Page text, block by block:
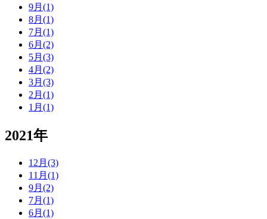
9月(1)
8月(1)
7月(1)
6月(2)
5月(3)
4月(2)
3月(3)
2月(1)
1月(1)
2021年
12月(3)
11月(1)
9月(2)
7月(1)
6月(1)